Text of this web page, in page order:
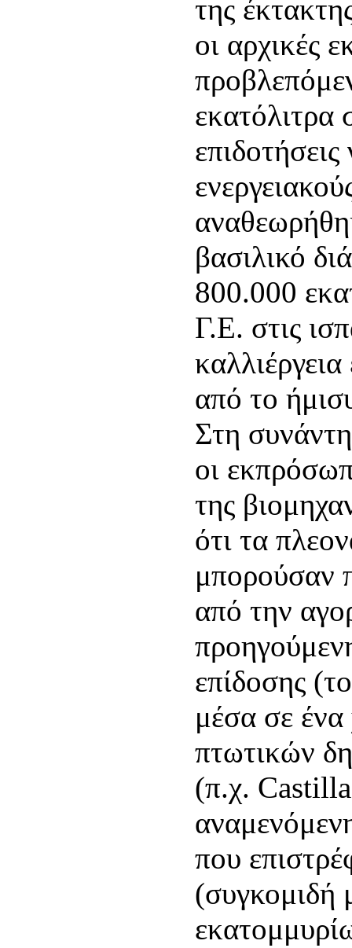
της
οι αρχικές
εκατόλιτρα
βασιλικό
800.000
Γ.Ε. στις
από το
Στη
οι
της
ότι τα
μπορούσαν
από την
επίδοσης
μέσα σε
πτωτικών
(π.χ.
που
(συγκομιδή